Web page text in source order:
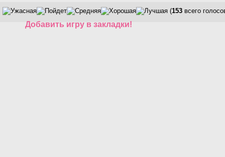
(153 всего
Добавить игру в закладки!